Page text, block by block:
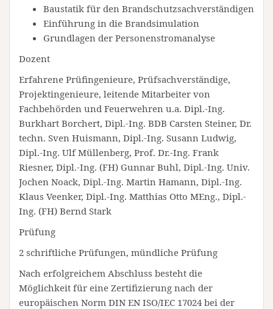
Baustatik für den Brandschutzsachverständigen
Einführung in die Brandsimulation
Grundlagen der Personenstromanalyse
Dozent
Erfahrene Prüfingenieure, Prüfsachverständige,
Projektingenieure, leitende Mitarbeiter von
Fachbehörden und Feuerwehren u.a. Dipl.-Ing.
Burkhart Borchert, Dipl.-Ing. BDB Carsten Steiner, Dr.
techn. Sven Huismann, Dipl.-Ing. Susann Ludwig,
Dipl.-Ing. Ulf Müllenberg, Prof. Dr.-Ing. Frank
Riesner, Dipl.-Ing. (FH) Gunnar Buhl, Dipl.-Ing. Univ.
Jochen Noack, Dipl.-Ing. Martin Hamann, Dipl.-Ing.
Klaus Veenker, Dipl.-Ing. Matthias Otto MEng., Dipl.-
Ing. (FH) Bernd Stark
Prüfung
2 schriftliche Prüfungen, mündliche Prüfung
Nach erfolgreichem Abschluss besteht die
Möglichkeit für eine Zertifizierung nach der
europäischen Norm DIN EN ISO/IEC 17024 bei der